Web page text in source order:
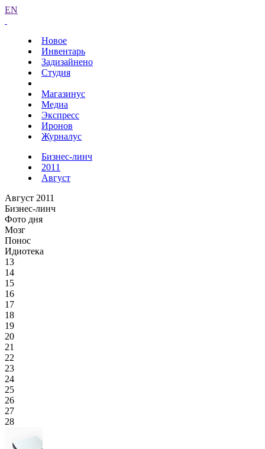
EN
Новое
Инвентарь
Задизайнено
Студия
Магазинус
Медиа
Экспресс
Иронов
Журналус
Бизнес-линч
2011
Август
Август 2011
Бизнес-линч
Фото дня
Мозг
Понос
Идиотека
13
14
15
16
17
18
19
20
21
22
23
24
25
26
27
28